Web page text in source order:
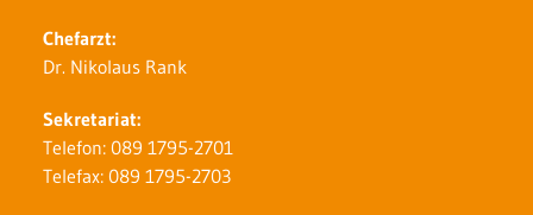
Chefarzt:
Dr. Nikolaus Rank
Sekretariat:
Telefon: 089 1795-2701
Telefax: 089 1795-2703